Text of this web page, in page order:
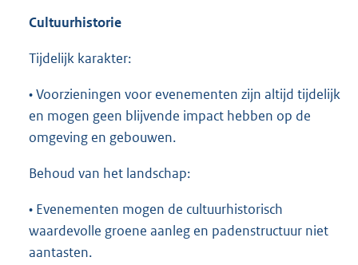
Cultuurhistorie
Tijdelijk karakter:
• Voorzieningen voor evenementen zijn altijd tijdelijk
en mogen geen blijvende impact hebben op de
omgeving en gebouwen.
Behoud van het landschap:
• Evenementen mogen de cultuurhistorisch
waardevolle groene aanleg en padenstructuur niet
aantasten.